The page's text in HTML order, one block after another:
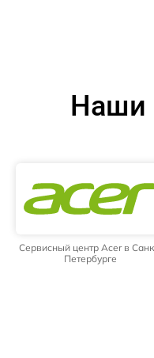
Наши
Сервисный центр Acer в
Петербурге